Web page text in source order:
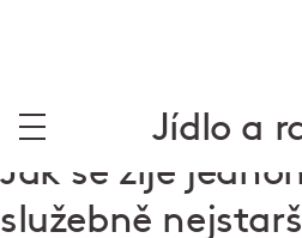
Jídlo a
Jak se žije
služebně